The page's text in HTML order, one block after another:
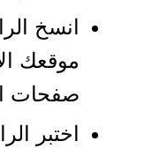
انسخ
موقعك
صفحات
اختبر